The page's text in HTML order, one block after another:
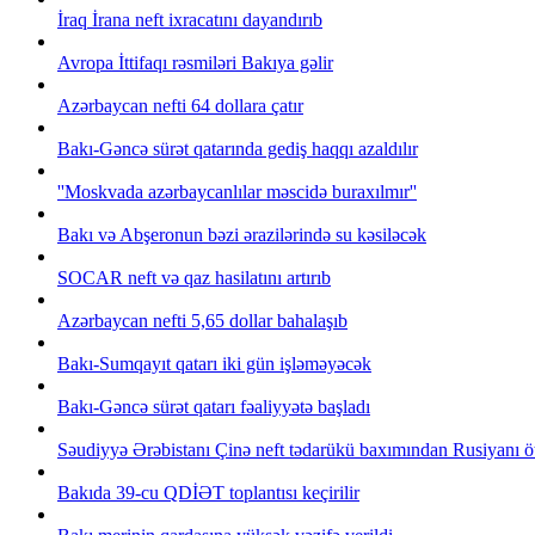
İraq İrana neft ixracatını dayandırıb
Avropa İttifaqı rəsmiləri Bakıya gəlir
Azərbaycan nefti 64 dollara çatır
Bakı-Gəncə sürət qatarında gediş haqqı azaldılır
''Moskvada azərbaycanlılar məscidə buraxılmır''
Bakı və Abşeronun bəzi ərazilərində su kəsiləcək
SOCAR neft və qaz hasilatını artırıb
Azərbaycan nefti 5,65 dollar bahalaşıb
Bakı-Sumqayıt qatarı iki gün işləməyəcək
Bakı-Gəncə sürət qatarı fəaliyyətə başladı
Səudiyyə Ərəbistanı Çinə neft tədarükü baxımından Rusiyanı
Bakıda 39-cu QDİƏT toplantısı keçirilir